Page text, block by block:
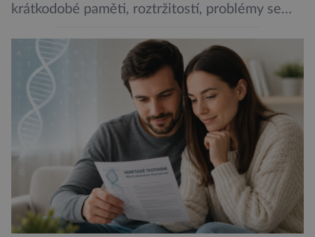
krátkodobé paměti, roztržitostí, problémy se
obtíže byly dlouhou dobu připisovány
nedostatku spánku a stresu při péči o
novorozence. Nyní se však ukazuje, že za tím
stojí změny v mozku vyvolané těhotenstvím!
Poporodní mozková mlha, v angličtině […]